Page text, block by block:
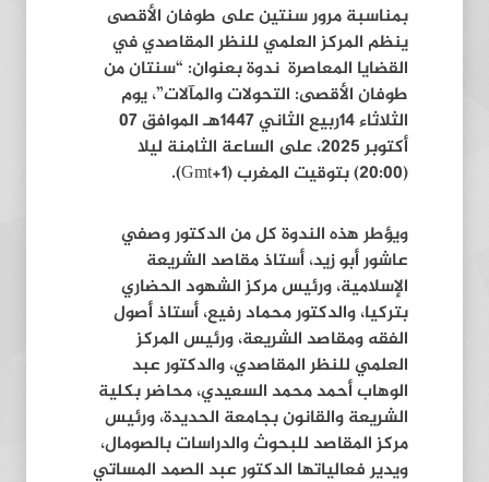
بمناسبة مرور سنتين على طوفان الأقصى
ينظم المركز العلمي للنظر المقاصدي في
القضايا المعاصرة ندوة بعنوان: “سنتان من
طوفان الأقصى: التحولات والمآلات”، يوم
الثلاثاء 14ربيع الثاني 1447هـ الموافق 07
أكتوبر 2025، على الساعة الثامنة ليلا
(20:00) بتوقيت المغرب (Gmt+1).
ويؤطر هذه الندوة كل من الدكتور وصفي
عاشور أبو زيد، أستاذ مقاصد الشريعة
الإسلامية، ورئيس مركز الشهود الحضاري
بتركيا، والدكتور محماد رفيع، أستاذ أصول
الفقه ومقاصد الشريعة، ورئيس المركز
العلمي للنظر المقاصدي، والدكتور عبد
الوهاب أحمد محمد السعيدي، محاضر بكلية
الشريعة والقانون بجامعة الحديدة، ورئيس
مركز المقاصد للبحوث والدراسات بالصومال،
ويدير فعالياتها الدكتور عبد الصمد المساتي